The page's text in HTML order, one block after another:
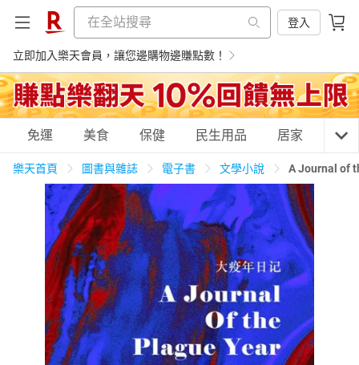
登入
立即加入樂天會員，讓您邊購物邊賺點數！
購物網分類
天天免運 美食蛋糕 養生保健 民生用品
居家生活 3C家電 運動休閒 親子玩具
女裝 男裝 化妝保養 情趣用品
免運 美食 保健 民生用品 居家 3C
樂天首頁 圖書與雜誌 電子書 文學小說 A Journal of